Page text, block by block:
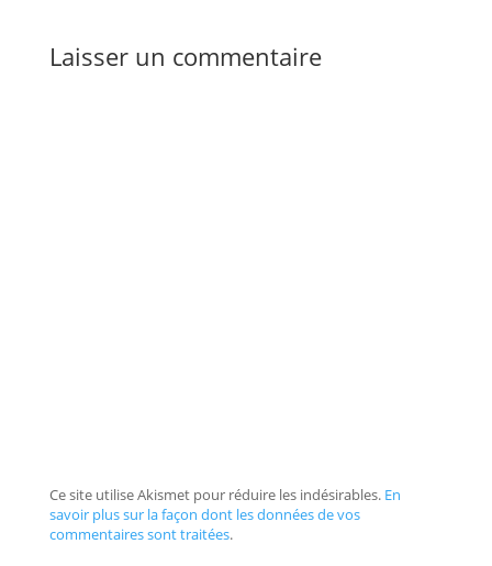
Laisser un commentaire
Ce site utilise Akismet pour réduire les indésirables. En
savoir plus sur la façon dont les données de vos
commentaires sont traitées.